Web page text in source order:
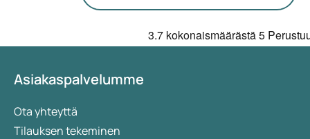
3.7kokonaismäärästä 5
Asiakaspalvelumme
Ota yhteyttä
Tilauksen tekeminen